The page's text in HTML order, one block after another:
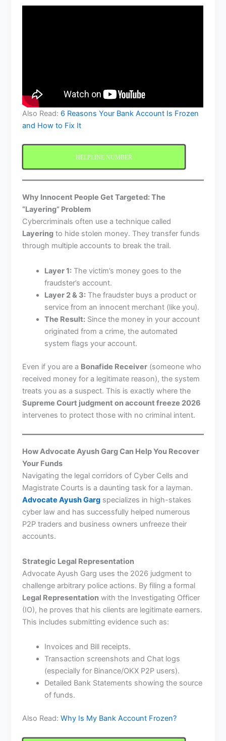
Also Read: 6 Reasons Your Bank Account Is Frozen
and How to Fix It
HELPLINE NUMBER
Why Innocent People Get Targeted: The
“Layering” Problem
Cybercriminals often use a technique called
Layering to hide stolen money. They transfer funds
through multiple accounts to break the trail.
Layer 1: The victim’s money goes to the
fraudster’s account.
Layer 2 & 3: The fraudster buys a product or
service from an innocent merchant (like you).
The Result: Since the money in your account
originated from a crime, the automated
system flags your account.
Even if you are a Bonafide Receiver (someone who
received money for a legitimate reason), the system
treats you as a suspect. This is exactly where the
Supreme Court judgment on account freeze 2026
intervenes to protect those with no criminal intent.
How Advocate Ayush Garg Can Help You Recover
Your Funds
Navigating the legal corridors of Cyber Cells and
Magistrate Courts is a daunting task for a layman.
Advocate Ayush Garg specializes in high-stakes
cyber law and has successfully helped numerous
P2P traders and business owners unfreeze their
accounts.
Strategic Legal Representation
Advocate Ayush Garg uses the 2026 judgment to
challenge arbitrary police actions. By filing a formal
Legal Representation with the Investigating Officer
(IO), he proves that his clients are legitimate earners.
This includes submitting evidence such as:
Invoices and Bill receipts.
Transaction screenshots and Chat logs
(especially for Binance/OKX P2P users).
Detailed Bank Statements showing the source
of funds.
Also Read:Why Is My Bank Account Frozen?